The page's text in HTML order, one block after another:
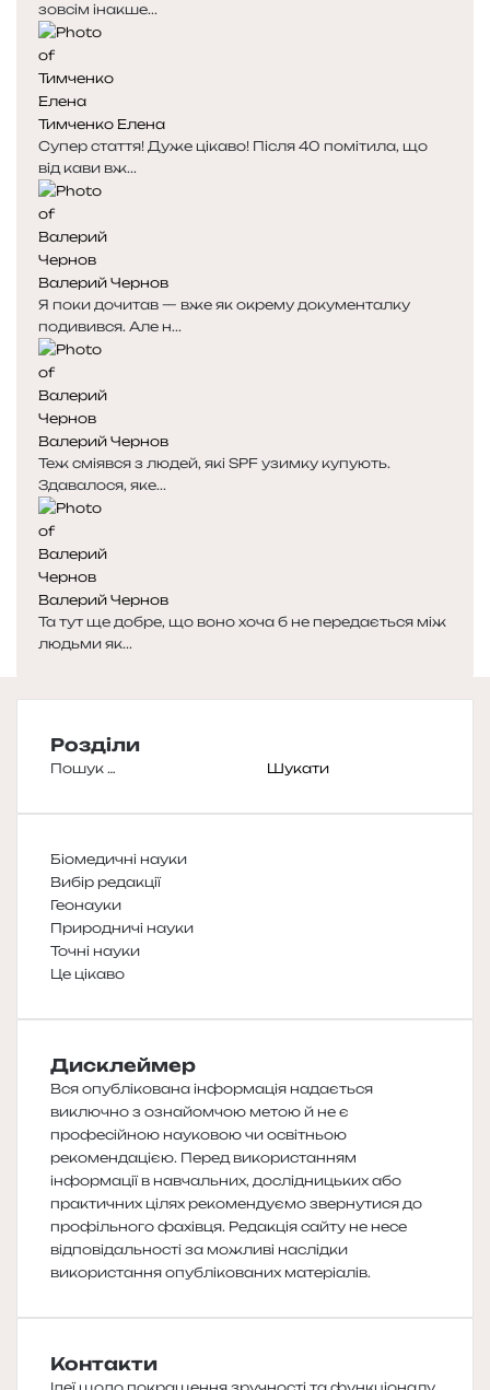
зовсім інакше...
Тимченко Елена
Супер стаття! Дуже цікаво! Після 40 помітила, що
від кави вж...
Валерий Чернов
Я поки дочитав — вже як окрему документалку
подивився. Але н...
Валерий Чернов
Теж сміявся з людей, які SPF узимку купують.
Здавалося, яке...
Валерий Чернов
Та тут ще добре, що воно хоча б не передається між
людьми як...
Розділи
Пошук:
Біомедичні науки
Вибір редакції
Геонауки
Природничі науки
Точні науки
Це цікаво
Дисклеймер
Вся опублікована інформація надається
виключно з ознайомчою метою й не є
професійною науковою чи освітньою
рекомендацією. Перед використанням
інформації в навчальних, дослідницьких або
практичних цілях рекомендуємо звернутися до
профільного фахівця. Редакція сайту не несе
відповідальності за можливі наслідки
використання опублікованих матеріалів.
Контакти